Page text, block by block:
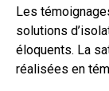
Les
solutions
éloquents. La
réalisées en